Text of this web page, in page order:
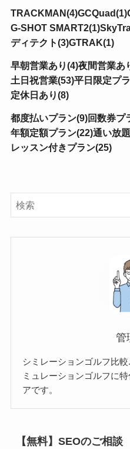
TRACKMAN(4)GCQuad(1)
G-SHOT SMART2(1)
ディテクト(3)GTRAK(1)
早朝営業あり(4)夜間営業あ
土日祝営業(53)平日限定プ
定休日あり(8)
都度払いプラン(9)回数券プ
年額定額プラン(22)通い放
レッスン付きプラン(25)
管
シミレーションゴルフ比
ミュレーションゴルフに
アです。
【無料】SEOのご相談